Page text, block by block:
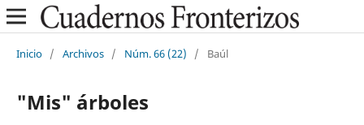
Inicio / Archivos / Núm. 66 (22) / Baúl
"Mis" árboles